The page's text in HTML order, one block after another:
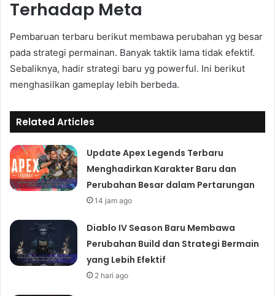
Terhadap Meta
Pembaruan terbaru berikut membawa perubahan yg besar
pada strategi permainan. Banyak taktik lama tidak efektif.
Sebaliknya, hadir strategi baru yg powerful. Ini berikut
menghasilkan gameplay lebih berbeda.
Related Articles
Update Apex Legends Terbaru
Menghadirkan Karakter Baru dan
Perubahan Besar dalam Pertarungan
14 jam ago
Diablo IV Season Baru Membawa
Perubahan Build dan Strategi Bermain
yang Lebih Efektif
2 hari ago